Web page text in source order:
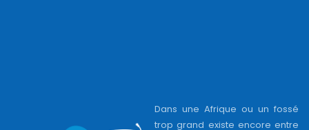
Dans une Afrique ou un fossé
trop grand existe encore entre